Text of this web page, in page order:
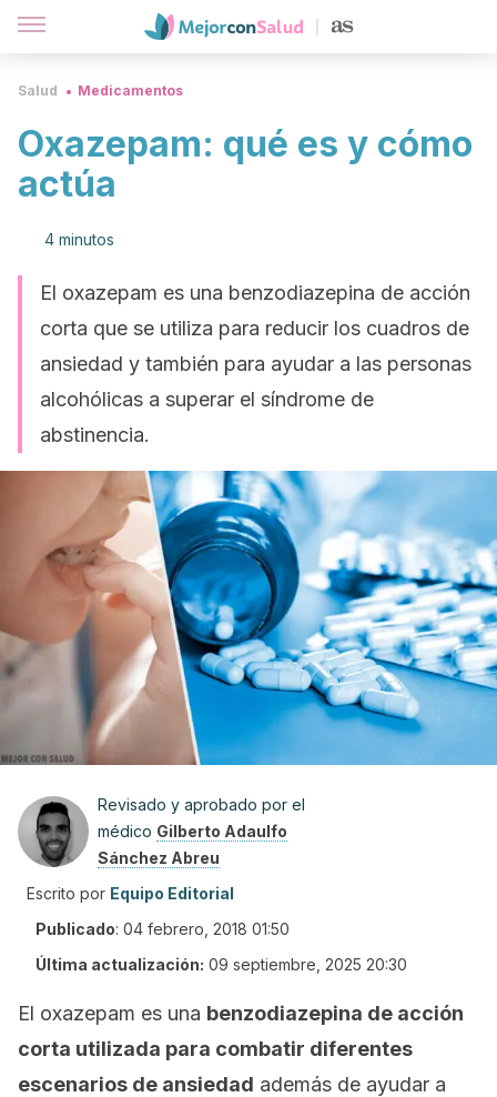
Salud Medicamentos
Oxazepam: qué es y cómo
actúa
4 minutos
El oxazepam es una benzodiazepina de acción
corta que se utiliza para reducir los cuadros de
ansiedad y también para ayudar a las personas
alcohólicas a superar el síndrome de
abstinencia.
Revisado y aprobado por el
médico Gilberto Adaulfo
Sánchez Abreu
Escrito por Equipo Editorial
Publicado: 04 febrero, 2018 01:50
Última actualización: 09 septiembre, 2025 20:30
El oxazepam es una benzodiazepina de acción
corta utilizada para combatir diferentes
escenarios de ansiedad además de ayudar a